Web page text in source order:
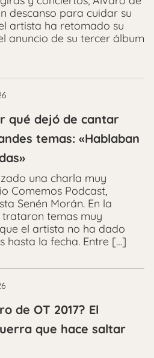
descanso para cuidar su
artista ha retomado su
anuncio de su tercer álbum
qué dejó de cantar
temas: «Hablaban
una charla muy
Comemos Podcast,
Senén Morán. En la
temas muy
el artista no ha dado
hasta la fecha. Entre […]
de OT 2017? El
que hace saltar